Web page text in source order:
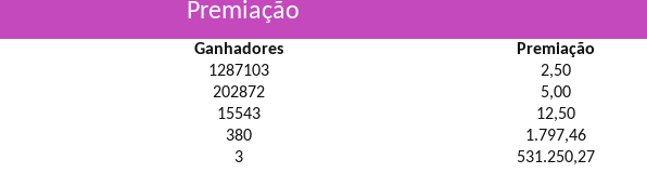
Premiação
Ganhadores
Premiação
1287103
2,50
202872
5,00
15543
12,50
380
1.797,46
3
531.250,27